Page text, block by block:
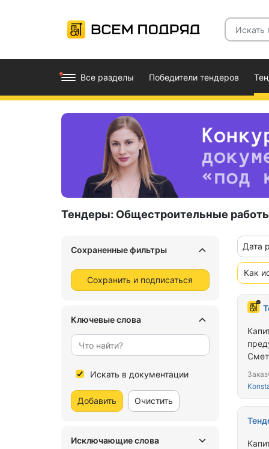
Все разделы Победители тендеров
Тендеры: Общестроительные
Сохраненные фильтры
Сохранить и подписаться
Ключевые слова
Искать в документации
Добавить Очистить
Исключающие слова
Дата
Как